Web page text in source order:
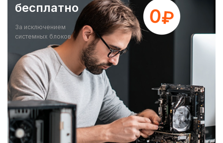
бесплатно
За исключением
системных блоков